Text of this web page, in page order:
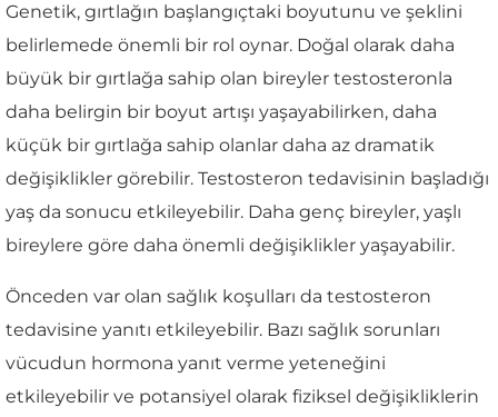
Genetik, gırtlağın başlangıçtaki boyutunu ve şeklini
belirlemede önemli bir rol oynar. Doğal olarak daha
büyük bir gırtlağa sahip olan bireyler testosteronla
daha belirgin bir boyut artışı yaşayabilirken, daha
küçük bir gırtlağa sahip olanlar daha az dramatik
değişiklikler görebilir. Testosteron tedavisinin başladığı
yaş da sonucu etkileyebilir. Daha genç bireyler, yaşlı
bireylere göre daha önemli değişiklikler yaşayabilir.
Önceden var olan sağlık koşulları da testosteron
tedavisine yanıtı etkileyebilir. Bazı sağlık sorunları
vücudun hormona yanıt verme yeteneğini
etkileyebilir ve potansiyel olarak fiziksel değişikliklerin